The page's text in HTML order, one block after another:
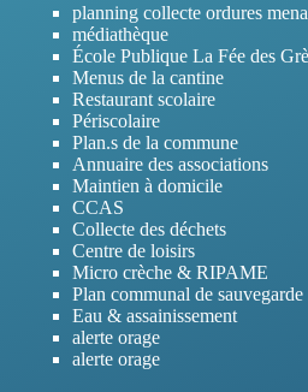
planning collecte ordures
médiathèque
École Publique La Fée des
Menus de la cantine
Restaurant scolaire
Périscolaire
Plan.s de la commune
Annuaire des associations
Maintien à domicile
CCAS
Collecte des déchets
Centre de loisirs
Micro crèche & RIPAME
Plan communal de sauvegarde
Eau & assainissement
alerte orage
alerte orage